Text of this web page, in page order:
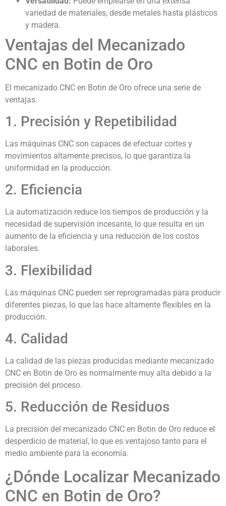
variedad de materiales, desde metales hasta plásticos
y madera.
Ventajas del Mecanizado
CNC en Botin de Oro
El mecanizado CNC en Botin de Oro ofrece una serie de
ventajas:
1. Precisión y Repetibilidad
Las máquinas CNC son capaces de efectuar cortes y
movimientos altamente precisos, lo que garantiza la
uniformidad en la producción.
2. Eficiencia
La automatización reduce los tiempos de producción y la
necesidad de supervisión incesante, lo que resulta en un
aumento de la eficiencia y una reducción de los costos
laborales.
3. Flexibilidad
Las máquinas CNC pueden ser reprogramadas para producir
diferentes piezas, lo que las hace altamente flexibles en la
producción.
4. Calidad
La calidad de las piezas producidas mediante mecanizado
CNC en Botin de Oro es normalmente muy alta debido a la
precisión del proceso.
5. Reducción de Residuos
La precisión del mecanizado CNC en Botin de Oro reduce el
desperdicio de material, lo que es ventajoso tanto para el
medio ambiente para la economía.
¿Dónde Localizar Mecanizado
CNC en Botin de Oro?